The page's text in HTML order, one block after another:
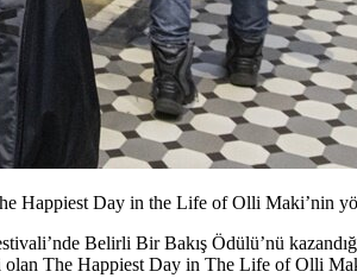
Happiest Day in the Life of Olli Maki’nin
Belirli Bir Bakış Ödülü’nü
olan The Happiest Day in The Life of Olli